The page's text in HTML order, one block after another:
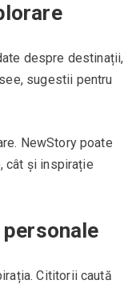
despre destinații,
sugestii pentru
NewStory poate
cât și inspirație
Cititorii caută